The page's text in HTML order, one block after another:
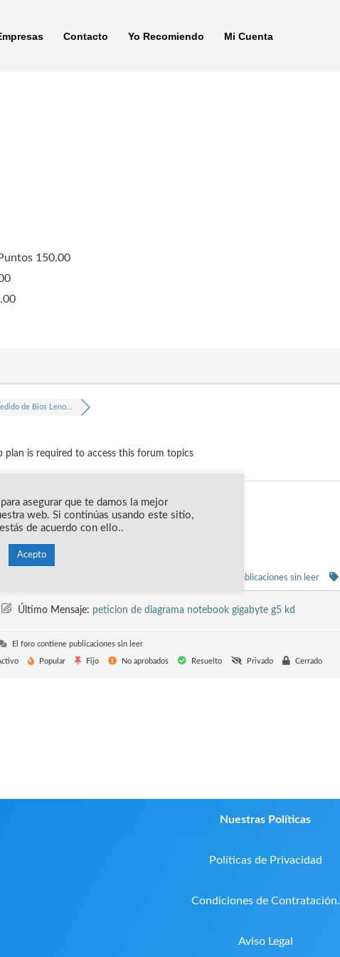
Contacto Yo Recomiendo Mi Cuenta
Puntos 150.00
de Bios Leno...
plan is required to access this forum topics
Publicaciones sin leer
Último Mensaje: peticion de diagrama notebook gigabyte g5 kd
El foro contiene publicaciones sin leer
Popular Fijo No aprobados Resuelto Privado Cerrado
Nuestras Políticas
Políticas de Privacidad
Condiciones de Contratación.
Aviso Legal
asegurar que te damos la mejor
web. Si continúas usando este sitio,
de acuerdo con ello..
Acepto